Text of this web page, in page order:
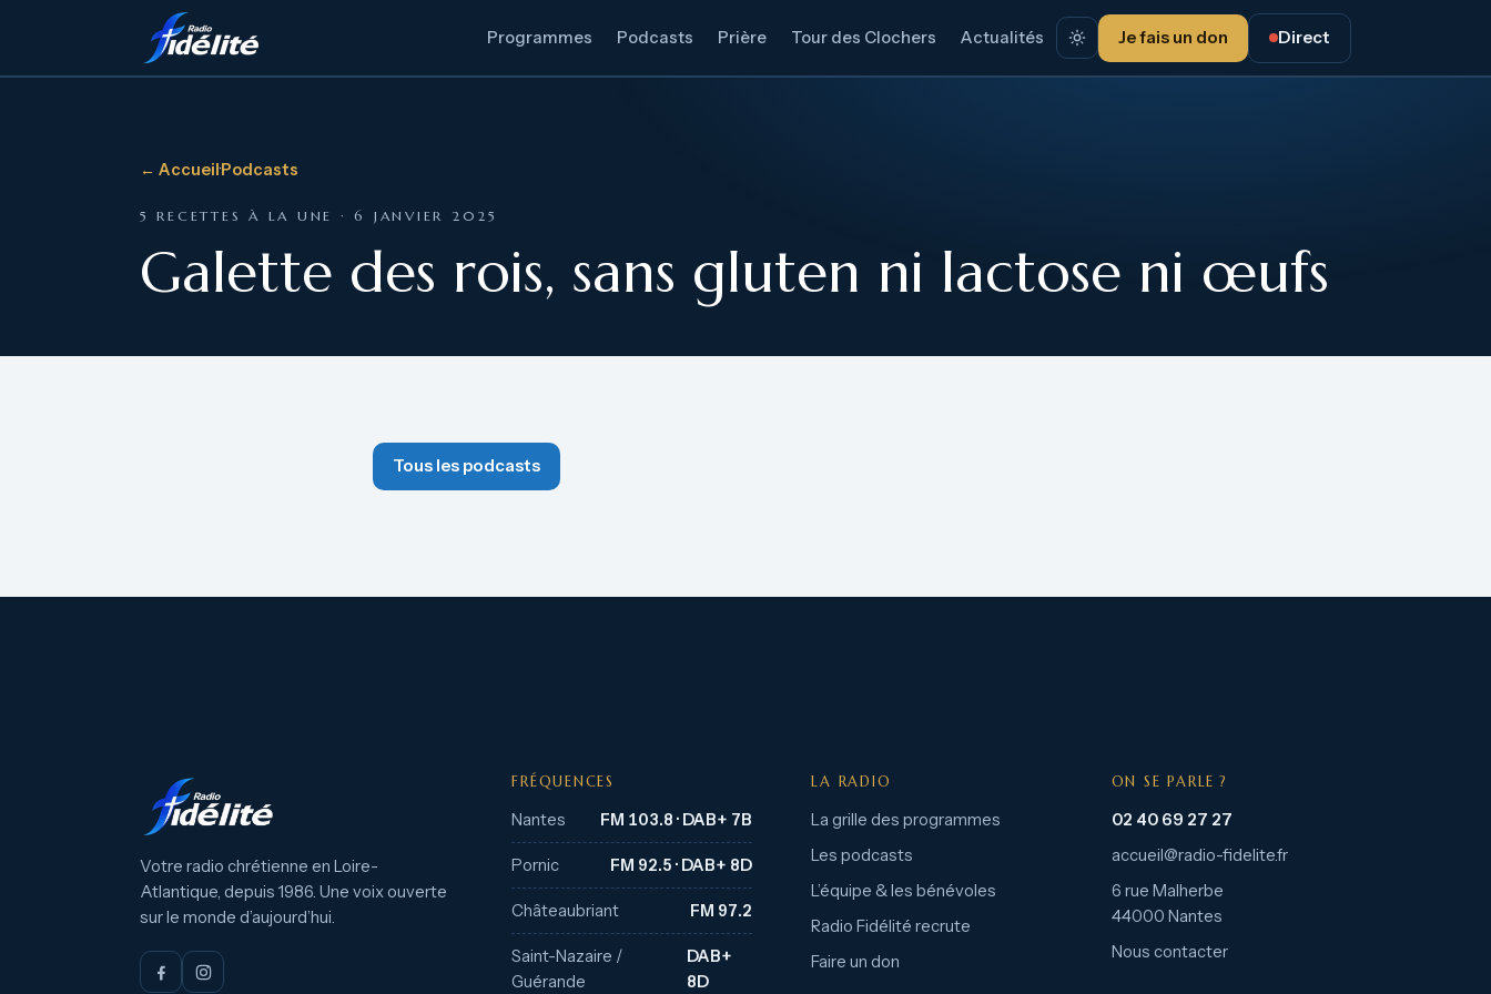
Programmes Podcasts Prière Tour des Clochers Actualités Je fais un don Direct
← Accueil·Podcasts
5 RECETTES À LA UNE · 6 JANVIER 2025
Galette des rois, sans gluten ni lactose ni œufs
Tous les podcasts
Votre radio chrétienne en Loire-
Atlantique, depuis 1986. Une voix ouverte
sur le monde d’aujourd’hui.
FRÉQUENCES
Nantes FM 103.8 · DAB+ 7B
Pornic FM 92.5 · DAB+ 8D
Châteaubriant FM 97.2
Saint-Nazaire /
Guérande
DAB+
8D
LA RADIO
La grille des programmes
Les podcasts
L’équipe & les bénévoles
Radio Fidélité recrute
Faire un don
ON SE PARLE ?
02 40 69 27 27
accueil@radio-fidelite.fr
6 rue Malherbe
44000 Nantes
Nous contacter